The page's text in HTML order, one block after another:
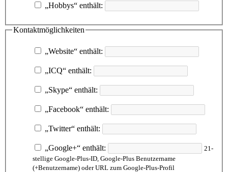
„Hobbys“ enthält:
Kontaktmöglichkeiten
„Website“ enthält:
„ICQ“ enthält:
„Skype“ enthält:
„Facebook“ enthält:
„Twitter“ enthält:
„Google+“ enthält:
21-
stellige Google-Plus-ID, Google-Plus Benutzername
(+Benutzername) oder URL zum Google-Plus-Profil